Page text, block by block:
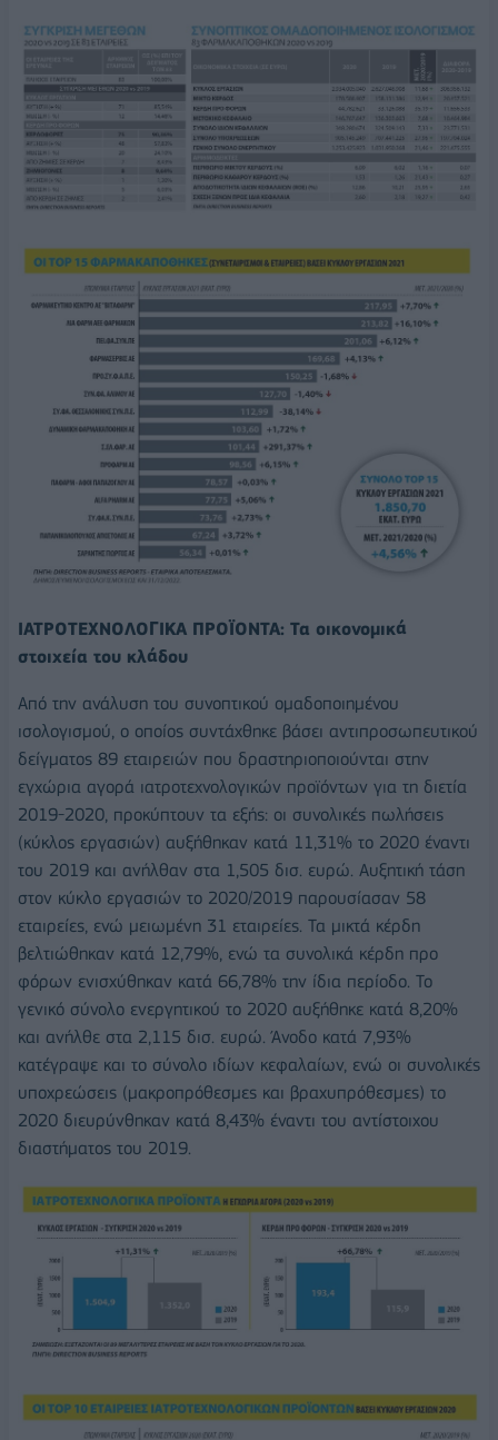
ΙΑΤΡΟΤΕΧΝΟΛΟΓΙΚΑ ΠΡΟΪΟΝΤΑ: Τα οικονομικά
στοιχεία του κλάδου
Από την ανάλυση του συνοπτικού ομαδοποιημένου
ισολογισμού, ο οποίος συντάχθηκε βάσει αντιπροσωπευτικού
δείγματος 89 εταιρειών που δραστηριοποιούνται στην
εγχώρια αγορά ιατροτεχνολογικών προϊόντων για τη διετία
2019-2020, προκύπτουν τα εξής: οι συνολικές πωλήσεις
(κύκλος εργασιών) αυξήθηκαν κατά 11,31% το 2020 έναντι
του 2019 και ανήλθαν στα 1,505 δισ. ευρώ. Αυξητική τάση
στον κύκλο εργασιών το 2020/2019 παρουσίασαν 58
εταιρείες, ενώ μειωμένη 31 εταιρείες. Τα μικτά κέρδη
βελτιώθηκαν κατά 12,79%, ενώ τα συνολικά κέρδη προ
φόρων ενισχύθηκαν κατά 66,78% την ίδια περίοδο. Το
γενικό σύνολο ενεργητικού το 2020 αυξήθηκε κατά 8,20%
και ανήλθε στα 2,115 δισ. ευρώ. Άνοδο κατά 7,93%
κατέγραψε και το σύνολο ιδίων κεφαλαίων, ενώ οι συνολικές
υποχρεώσεις (μακροπρόθεσμες και βραχυπρόθεσμες) το
2020 διευρύνθηκαν κατά 8,43% έναντι του αντίστοιχου
διαστήματος του 2019.